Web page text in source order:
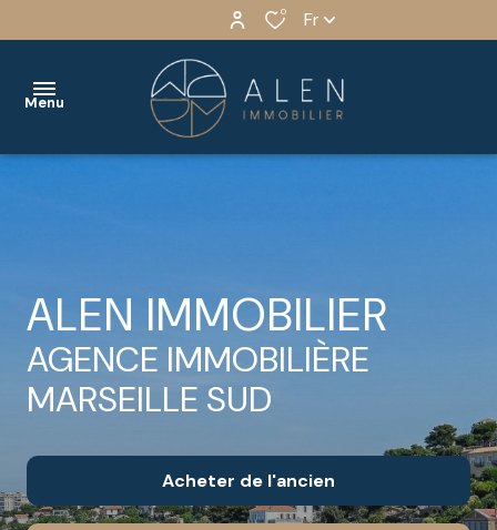
0 Fr
Menu
résidentiel
Immobilier
professionnel
Neufs
LOCATION
BIENS
VENDUS
résidentiel
Immobilier
professionnel
SERVICES
ESTIMATION
ALEN IMMOBILIER
AGENCE IMMOBILIÈRE
MARSEILLE SUD
Acheter de l'ancien